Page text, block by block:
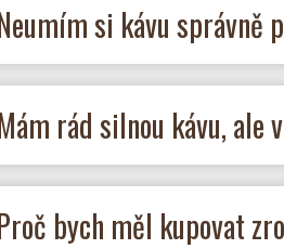
si kávu správně
rád silnou kávu, ale
bych měl kupovat